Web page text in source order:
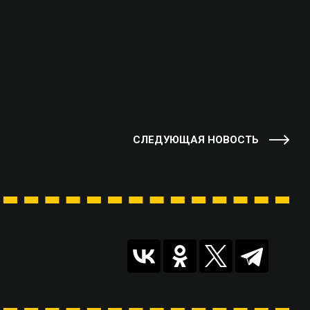
СЛЕДУЮЩАЯ НОВОСТЬ